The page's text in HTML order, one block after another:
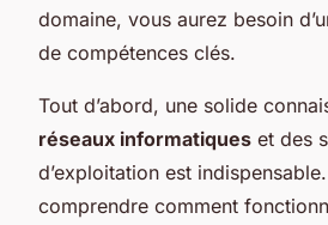
domaine, vous aurez besoin
de compétences clés.
Tout d’abord, une solide
réseaux informatiques et des
d’exploitation est
comprendre comment